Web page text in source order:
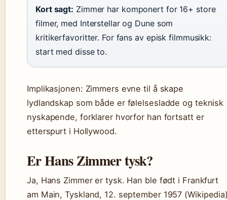
Kort sagt: Zimmer har komponert for 16+ store
filmer, med Interstellar og Dune som
kritikerfavoritter. For fans av episk filmmusikk:
start med disse to.
Implikasjonen: Zimmers evne til å skape
lydlandskap som både er følelsesladde og teknisk
nyskapende, forklarer hvorfor han fortsatt er
etterspurt i Hollywood.
Er Hans Zimmer tysk?
Ja, Hans Zimmer er tysk. Han ble født i Frankfurt
am Main, Tyskland, 12. september 1957